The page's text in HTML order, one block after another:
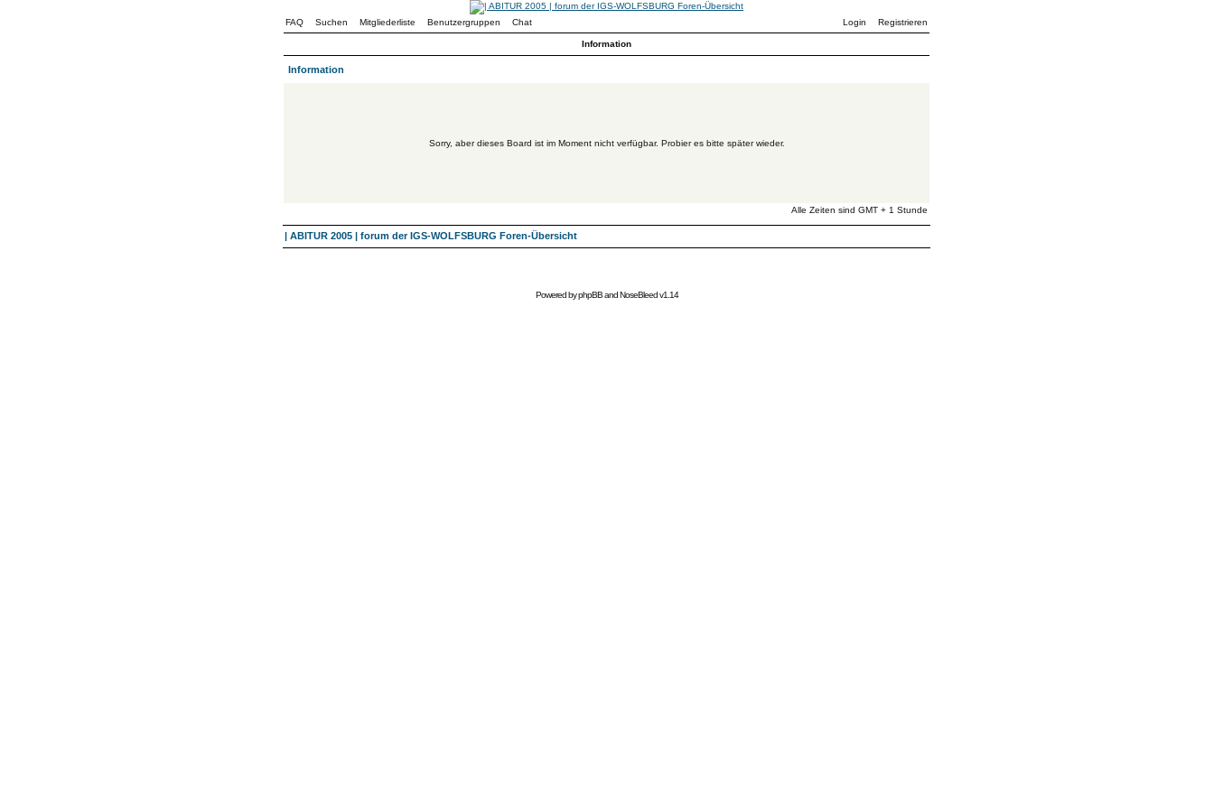
FAQ Suchen Mitgliederliste Benutzergruppen Chat Login Registrieren
Information
Information
Sorry, aber dieses Board ist im Moment nicht verfügbar. Probier es bitte später wieder.
Alle Zeiten sind GMT + 1 Stunde
| ABITUR 2005 | forum der IGS-WOLFSBURG Foren-Übersicht
Powered byphpBBandNoseBleedv1.14